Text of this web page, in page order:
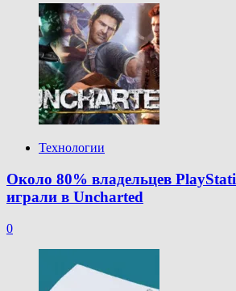
Технологии
Около 80% владельцев
играли в Uncharted
0